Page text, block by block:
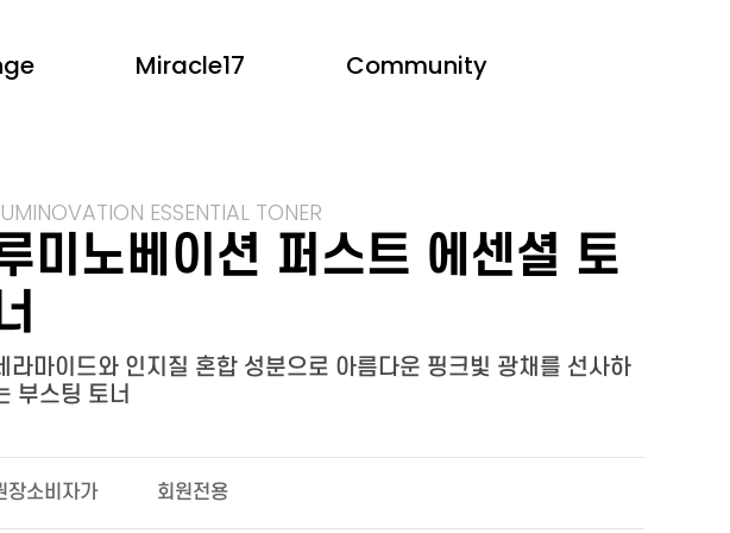
Miracle17 Community
ESSENTIAL TONER
미노베이션 퍼스트 에센셜 토
너
라마이드와 인지질 혼합 성분으로 아름다운 핑크빛 광채를 선사하
부스팅 토너
장소비자가 회원전용